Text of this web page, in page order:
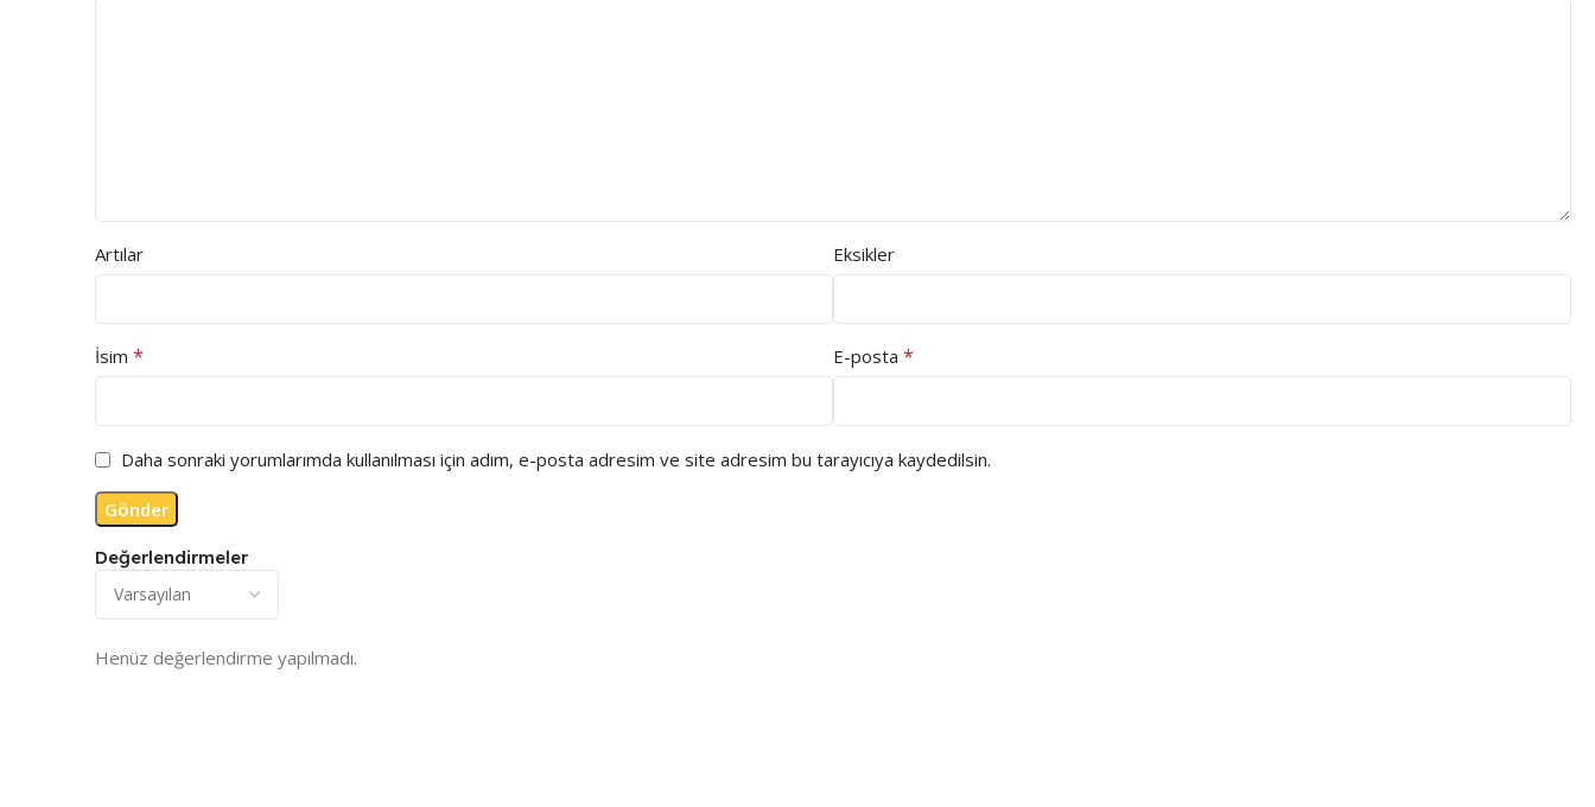
Değerlendirmeler
Henüz değerlendirme yapılmadı.
Artılar Eksikler
İsim * E-posta *
Daha sonraki yorumlarımda kullanılması için adım, e-posta adresim ve site adresim bu tarayıcıya kaydedilsin.